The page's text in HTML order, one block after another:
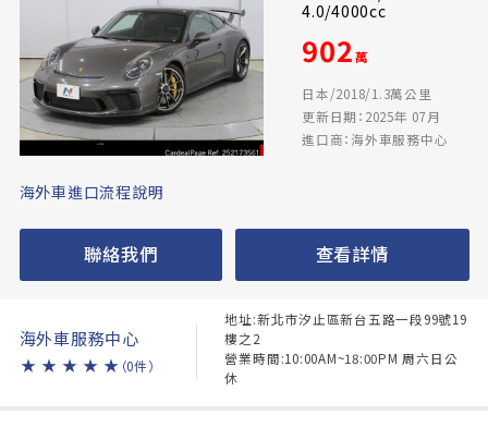
4.0/4000cc
902萬
日本/2018/1.3萬公里
更新日期：2025年 07月
進口商：海外車服務中心
海外車進口流程說明
聯絡我們 查看詳情
海外車服務中心
★ ★ ★ ★ ★ （0件）
地址:新北市汐止區新台五路一段99號19
樓之2
營業時間:10:00AM~18:00PM 周六日公
休